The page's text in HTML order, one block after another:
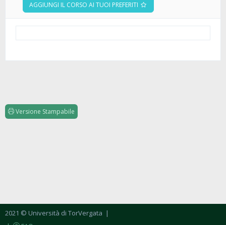
AGGIUNGI IL CORSO AI TUOI PREFERITI
Versione Stampabile
2021 © Università di TorVergata |